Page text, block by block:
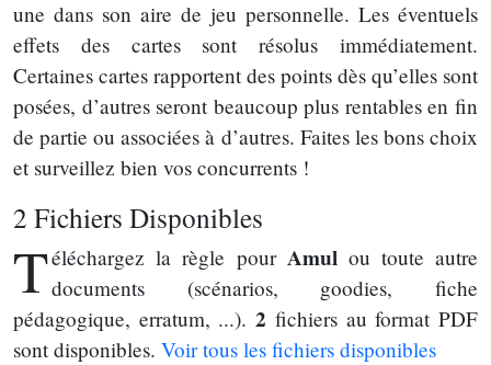
une dans son aire de jeu personnelle. Les éventuels
effets des cartes sont résolus immédiatement.
Certaines cartes rapportent des points dès qu’elles sont
posées, d’autres seront beaucoup plus rentables en fin
de partie ou associées à d’autres. Faites les bons choix
et surveillez bien vos concurrents !
2 Fichiers Disponibles
Téléchargez la règle pour Amulou toute autre
documents (scénarios, goodies, fiche
pédagogique, erratum, ...).2 fichiers au format PDF
sont disponibles. Voir tous les fichiers disponibles